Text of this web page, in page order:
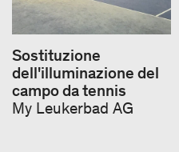
Sostituzione
dell'illuminazione del
campo da tennis
My Leukerbad AG